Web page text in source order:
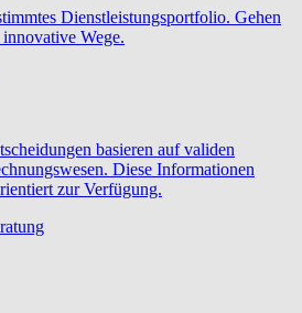
Dienstleistungsportfolio. Gehen
Wege.
basieren auf validen
Diese Informationen
zur Verfügung.